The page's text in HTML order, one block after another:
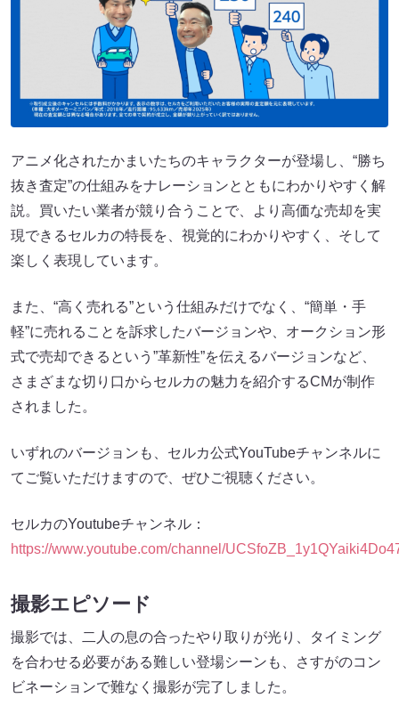
アニメ化されたかまいたちのキャラクターが登場し、“勝ち
抜き査定”の仕組みをナレーションとともにわかりやすく解
説。買いたい業者が競り合うことで、より高価な売却を実
現できるセルカの特長を、視覚的にわかりやすく、そして
楽しく表現しています。
また、“高く売れる”という仕組みだけでなく、“簡単・手
軽”に売れることを訴求したバージョンや、オークション形
式で売却できるという”革新性”を伝えるバージョンなど、
さまざまな切り口からセルカの魅力を紹介するCMが制作
されました。
いずれのバージョンも、セルカ公式YouTubeチャンネルに
てご覧いただけますので、ぜひご視聴ください。
セルカのYoutubeチャンネル：
https://www.youtube.com/channel/
撮影エピソード
撮影では、二人の息の合ったやり取りが光り、タイミング
を合わせる必要がある難しい登場シーンも、さすがのコン
ビネーションで難なく撮影が完了しました。